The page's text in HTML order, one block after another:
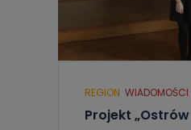
REGION WIADOMOŚCI
Projekt